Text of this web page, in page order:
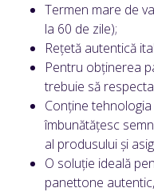
Termen mare de
la 60 de zile);
Rețetă autentică
Pentru obținerea
trebuie să
Conține
îmbunătățesc
al produsului și
O soluție ideală
panettone